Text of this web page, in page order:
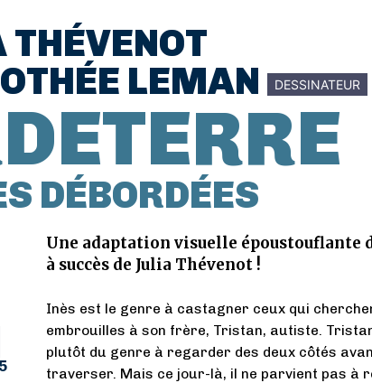
LEMAN
DESSINATEUR
DÉBORDÉES
Une adaptation visuelle époustouflante
à succès de Julia Thévenot !
Inès est le genre à castagner ceux qui
embrouilles à son frère, Tristan, autiste.
plutôt du genre à regarder des deux côtés
traverser. Mais ce jour-là, il ne parvient pas à